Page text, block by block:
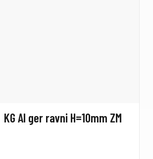
KG Al ger ravni H=10mm ZM